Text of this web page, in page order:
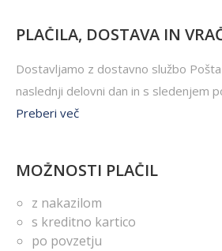
PLAČILA, DOSTAVA IN
Dostavljamo z dostavno službo
naslednji delovni dan in s sledenjem
Preberi več
MOŽNOSTI PLAČIL
z nakazilom
s kreditno kartico
po povzetju